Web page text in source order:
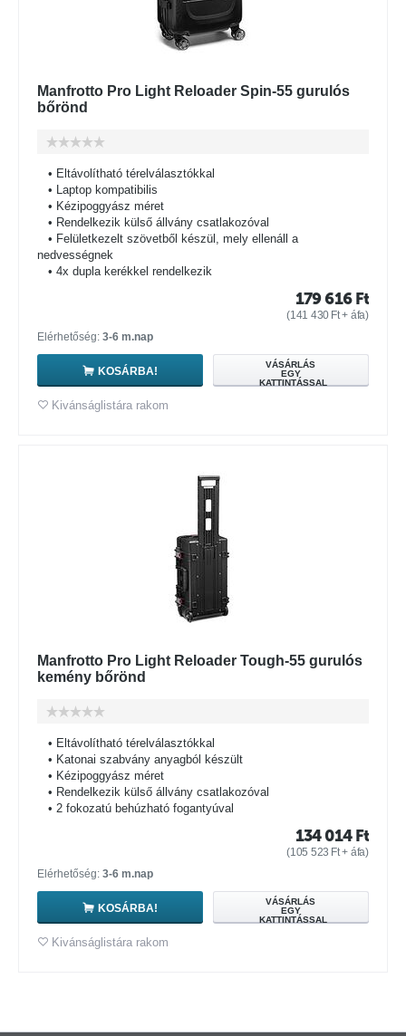
Manfrotto Pro Light Reloader Spin-55 gurulós
bőrönd
• Eltávolítható térelválasztókkal
• Laptop kompatibilis
• Kézipoggyász méret
• Rendelkezik külső állvány csatlakozóval
• Felületkezelt szövetből készül, mely ellenáll a
nedvességnek
• 4x dupla kerékkel rendelkezik
179 616 Ft
(141 430 Ft+ áfa)
Elérhetőség: 3-6 m.nap
KOSÁRBA!
VÁSÁRLÁS
EGY
KATTINTÁSSAL
Kivánságlistára rakom
Manfrotto Pro Light Reloader Tough-55 gurulós
kemény bőrönd
• Eltávolítható térelválasztókkal
• Katonai szabvány anyagból készült
• Kézipoggyász méret
• Rendelkezik külső állvány csatlakozóval
• 2 fokozatú behúzható fogantyúval
134 014 Ft
(105 523 Ft+ áfa)
Elérhetőség: 3-6 m.nap
KOSÁRBA!
VÁSÁRLÁS
EGY
KATTINTÁSSAL
Kivánságlistára rakom